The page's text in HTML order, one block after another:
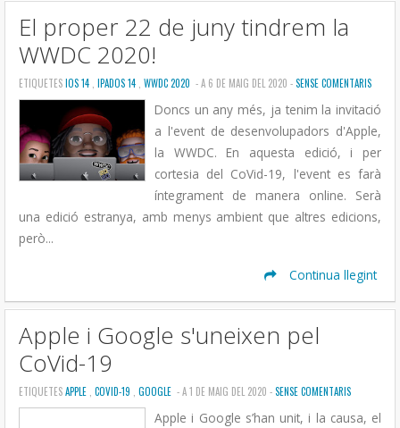
El proper 22 de juny tindrem la
WWDC 2020!
ETIQUETESIOS 14 , IPADOS 14 , WWDC 2020 - A 6 DE MAIG DEL 2020 -SENSE COMENTARIS
Doncs un any més, ja tenim la invitació
a l'event de desenvolupadors d'Apple,
la WWDC. En aquesta edició, i per
cortesia del CoVid-19, l'event es farà
íntegrament de manera online. Serà
una edició estranya, amb menys ambient que altres edicions,
però...
Continua llegint
Apple i Google s'uneixen pel
CoVid-19
ETIQUETESAPPLE , COVID-19 , GOOGLE - A 1 DE MAIG DEL 2020 -SENSE COMENTARIS
Apple i Google s’han unit, i la causa, el